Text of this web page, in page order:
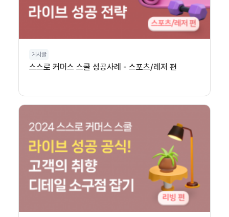
게시글
스스로 커머스 스쿨 성공사례 - 스포츠/레저 편